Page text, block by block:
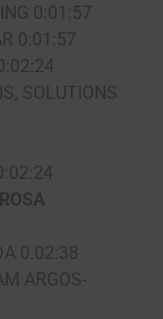
0:01:57
0:01:57
SOLUTIONS
0:02:38
ARGOS-